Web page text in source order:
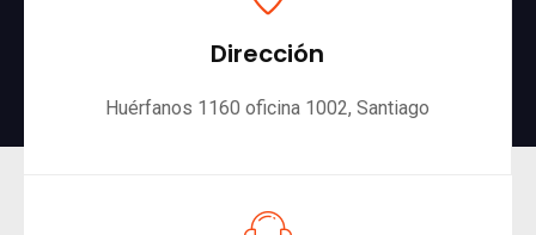
Dirección
Huérfanos 1160 oficina 1002, Santiago